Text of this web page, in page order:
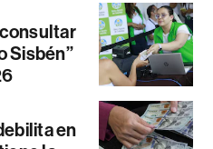
consultar
Sisbén”
en